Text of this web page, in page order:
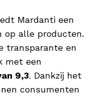
Mardanti een
op alle producten.
transparante en
met een
9,3. Dankzij het
consumenten